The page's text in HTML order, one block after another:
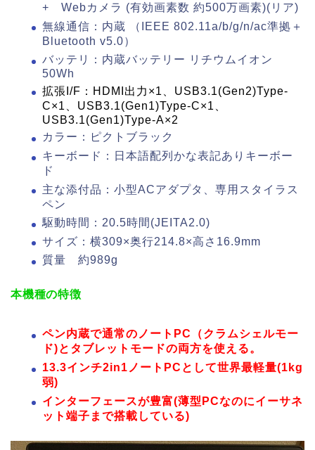
+ Webカメラ (有効画素数 約500万画素)(リア)
無線通信：内蔵 （IEEE 802.11a/b/g/n/ac準拠＋
Bluetooth v5.0）
バッテリ：内蔵バッテリー リチウムイオン
50Wh
拡張I/F：HDMI出力×1、USB3.1(Gen2)Type-
C×1、USB3.1(Gen1)Type-C×1、
USB3.1(Gen1)Type-A×2
カラー：ピクトブラック
キーボード：日本語配列かな表記ありキーボー
ド
主な添付品：小型ACアダプタ、専用スタイラス
ペン
駆動時間：20.5時間(JEITA2.0)
サイズ：横309×奥行214.8×高さ16.9mm
質量 約989g
本機種の特徴
ペン内蔵で通常のノートPC（クラムシェルモー
ド)とタブレットモードの両方を使える。
13.3インチ2in1ノートPCとして世界最軽量(1kg
弱)
インターフェースが豊富(薄型PCなのにイーサネ
ット端子まで搭載している)